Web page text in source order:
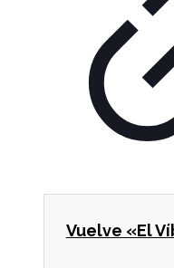
Vuelve «El